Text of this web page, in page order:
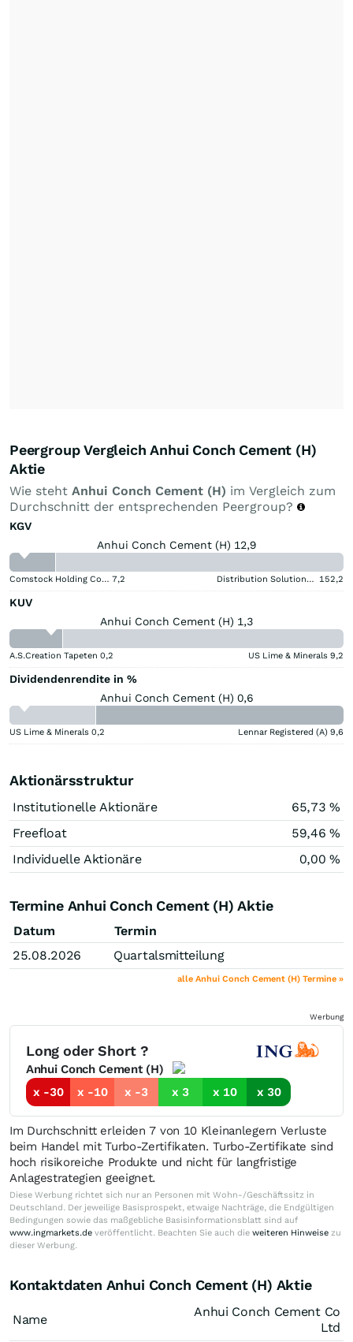
Peergroup Vergleich Anhui Conch Cement (H)
Aktie
Wie steht Anhui Conch Cement (H) im Vergleich zum
Durchschnitt der entsprechenden Peergroup?
KGV
Anhui Conch Cement (H) 12,9
Comstock Holding Companies Registered (A) 7,2 Distribution Solutions Group 152,2
KUV
Anhui Conch Cement (H) 1,3
A.S.Creation Tapeten 0,2 US Lime & Minerals 9,2
Dividendenrendite in %
Anhui Conch Cement (H) 0,6
US Lime & Minerals 0,2 Lennar Registered (A) 9,6
Aktionärsstruktur
Institutionelle Aktionäre
65,73 %
Freefloat
59,46 %
Individuelle Aktionäre
0,00 %
Termine Anhui Conch Cement (H) Aktie
Datum
Termin
25.08.2026
Quartalsmitteilung
alle Anhui Conch Cement (H) Termine »
Werbung
Long oder Short ?
Anhui Conch Cement (H)
x -30
x -10 x -3 x 3 x 10 x 30
Im Durchschnitt erleiden 7 von 10 Kleinanlegern Verluste
beim Handel mit Turbo-Zertifikaten. Turbo-Zertifikate sind
hoch risikoreiche Produkte und nicht für langfristige
Anlagestrategien geeignet.
Diese Werbung richtet sich nur an Personen mit Wohn-/Geschäftssitz in
Deutschland. Der jeweilige Basisprospekt, etwaige Nachträge, die Endgültigen
Bedingungen sowie das maßgebliche Basisinformationsblatt sind auf
www.ingmarkets.de veröffentlicht. Beachten Sie auch die weiteren Hinweise zu
dieser Werbung.
Kontaktdaten Anhui Conch Cement (H) Aktie
Name
Anhui Conch Cement Co
Ltd